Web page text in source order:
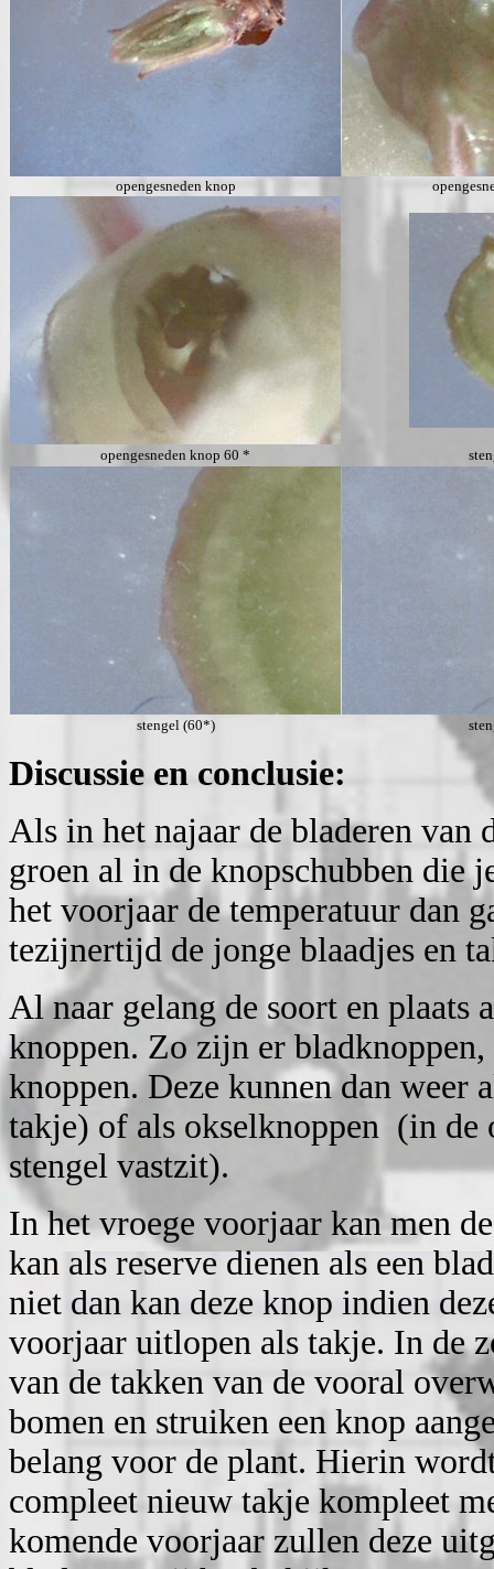
opengesneden knop
opengesneden knop 60 *
stengel (60*)
Discussie en conclusie:
Als in het najaar de bladeren van
groen al in de knopschubben die
het voorjaar de temperatuur dan
tezijnertijd de jonge blaadjes en
Al naar gelang de soort en plaats
knoppen. Zo zijn er
knoppen. Deze kunnen dan weer
takje) of als okselknoppen (in de
stengel vastzit).
In het vroege voorjaar kan men
kan als reserve dienen als een
niet dan kan deze knop indien
voorjaar uitlopen als takje. In de
van de takken van de vooral
bomen en struiken een knop
belang voor de plant. Hierin
compleet nieuw takje kompleet
komende voorjaar zullen deze